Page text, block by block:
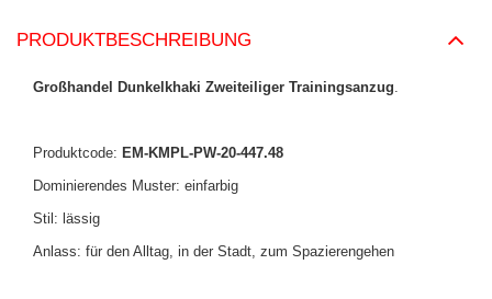
PRODUKTBESCHREIBUNG
Großhandel Dunkelkhaki Zweiteiliger Trainingsanzug.
Produktcode: EM-KMPL-PW-20-447.48
Dominierendes Muster: einfarbig
Stil: lässig
Anlass: für den Alltag, in der Stadt, zum Spazierengehen